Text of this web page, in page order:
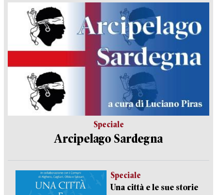
Speciale
Arcipelago Sardegna
Speciale
Una città e le sue storie